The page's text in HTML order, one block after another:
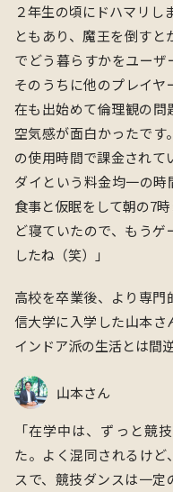
２年生の頃にドハマリし
ともあり、魔王を倒す
でどう暮らすかをユーザ
そのうちに他のプレイヤ
在も出始めて倫理観の問
空気感が面白かったで
の使用時間で課金されて
ダイという料金均一の時
食事と仮眠をして朝の7
ど寝ていたので、もう
したね（笑）
」
高校を卒業後、より専
信大学に入学した山本さ
インドア派の生活とは間
山本さん
「在学中は、ずっと競
た。よく混同されるけ
スで、競技ダンスは一